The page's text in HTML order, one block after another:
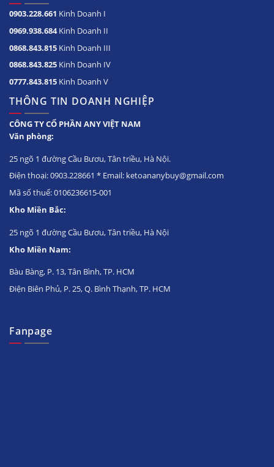
0903.228.661 Kinh Doanh I
0969.938.684Kinh Doanh II
0868.843.815 Kinh Doanh III
0868.843.825 Kinh Doanh IV
0777.843.815 Kinh Doanh V
THÔNG TIN DOANH NGHIỆP
CÔNG TY CỔ PHẦN ANY VIỆT NAM
Văn phòng:
25 ngõ 1 đường Cầu Bươu, Tân triều, Hà Nội.
Điện thoại: 0903.228661 * Email: ketoananybuy@gmail.com
Mã số thuế: 0106236615-001
Kho Miền Bắc:
25 ngõ 1 đường Cầu Bươu, Tân triều, Hà Nội
Kho Miền Nam:
Bàu Bàng, P. 13, Tân Bình, TP. HCM
Điện Biên Phủ, P. 25, Q. Bình Thạnh, TP. HCM
Fanpage